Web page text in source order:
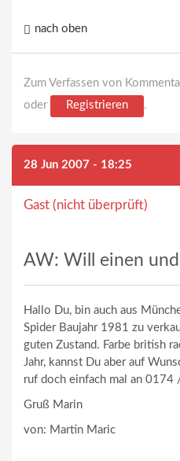
nach oben
Zum Verfassen von
oder
Registrieren .
28 Jun 2007 - 18:25
Gast (nicht überprüft)
AW: Will einen
Hallo Du, bin auch aus
Spider Baujahr 1981 zu
guten Zustand. Farbe british
Jahr, kannst Du aber auf
ruf doch einfach mal an
Gruß Marin
von: Martin Maric